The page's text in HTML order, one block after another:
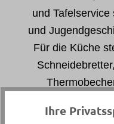
und
und
Für die Küche
Tischwäsche
Ihre